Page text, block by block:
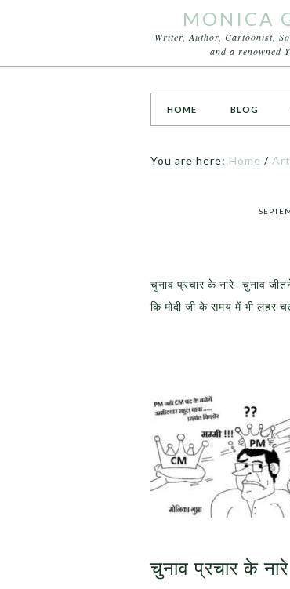
MONICA
Writer, Author, Cartoonist,
and a renowned
HOME BLOG
You are here: Home /
चुनाव प्रचार के नारे- चुनाव
कि मोदी जी के समय में भी लहर
चुनाव प्रचार के नारे